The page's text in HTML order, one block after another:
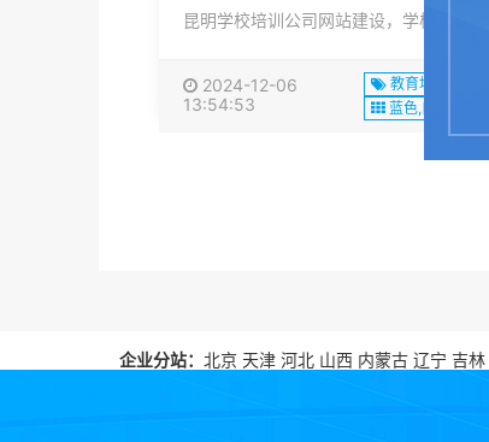
2024-12-06
13:54:53
教育培训
蓝色,白色
企业分站： 北京 天津 河北 山西 内蒙古 辽宁 吉林